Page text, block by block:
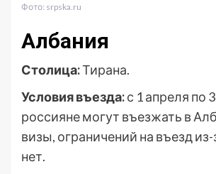
Фото: srpska.ru
Албания
Столица:Тирана.
Условия въезда:с 1 апреля по
россияне могут въезжать в
визы, ограничений на въезд
нет.